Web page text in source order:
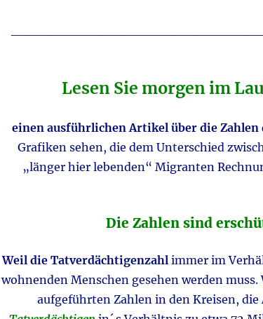
Lesen Sie morgen im
einen ausführlichen Artikel über die Zahlen
Grafiken sehen, die dem Unterschied
„länger hier lebenden“ Migranten
Die Zahlen sind
Weil die Tatverdächtigenzahl immer im
wohnenden Menschen gesehen werden muss.
aufgeführten Zahlen in den Kreisen, die